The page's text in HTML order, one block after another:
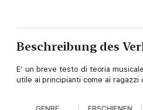
Beschreibung des
E’ un breve testo di teoria
utile ai principianti come ai ragazzi